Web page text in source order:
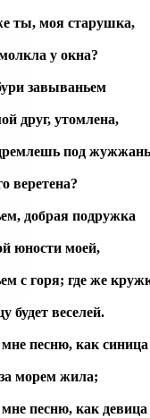
ты, моя старушка,
у окна?
завываньем
друг, утомлена,
под
веретена?
добрая подружка
юности моей,
с горя; где же
будет веселей.
песню, как синица
морем жила;
песню, как девица